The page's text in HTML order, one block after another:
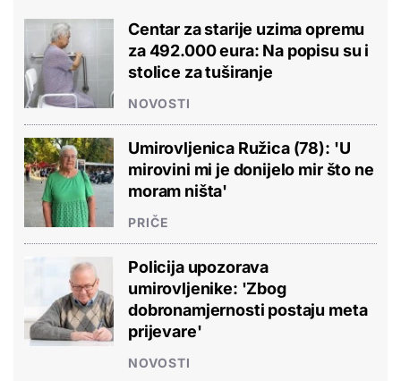
Centar za starije uzima opremu
za 492.000 eura: Na popisu su i
stolice za tuširanje
NOVOSTI
Umirovljenica Ružica (78): 'U
mirovini mi je donijelo mir što ne
moram ništa'
PRIČE
Policija upozorava
umirovljenike: 'Zbog
dobronamjernosti postaju meta
prijevare'
NOVOSTI